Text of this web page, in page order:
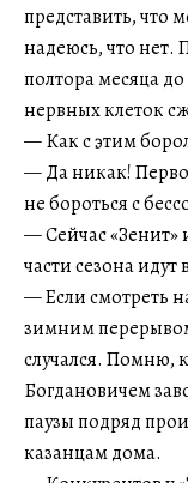
представить, что
надеюсь, что нет.
полтора месяца
нервных клеток
— Как с этим
— Да никак!
не бороться с
— Сейчас «Зенит»
части сезона идут
— Если смотреть
зимним
случался. Помню,
Богдановичем
паузы подряд
казанцам дома.